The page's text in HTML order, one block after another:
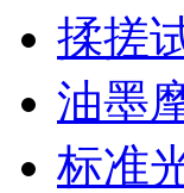
揉搓
油墨
标准